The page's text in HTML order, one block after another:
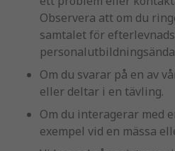
Observera att om du
samtalet för
Om du svarar på en av
eller deltar i en tävling.
Om du interagerar med
exempel vid en mässa